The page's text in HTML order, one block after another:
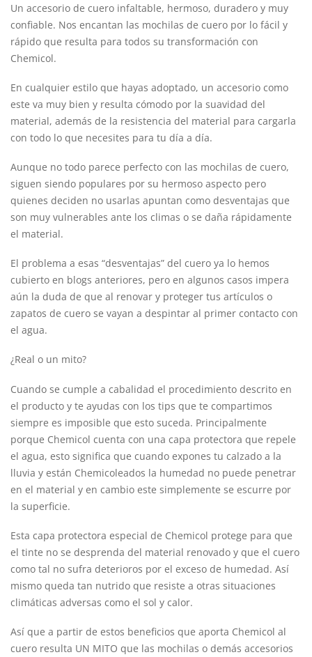
Un accesorio de cuero infaltable, hermoso, duradero y muy
confiable. Nos encantan las mochilas de cuero por lo fácil y
rápido que resulta para todos su transformación con
Chemicol.
En cualquier estilo que hayas adoptado, un accesorio como
este va muy bien y resulta cómodo por la suavidad del
material, además de la resistencia del material para cargarla
con todo lo que necesites para tu día a día.
Aunque no todo parece perfecto con las mochilas de cuero,
siguen siendo populares por su hermoso aspecto pero
quienes deciden no usarlas apuntan como desventajas que
son muy vulnerables ante los climas o se daña rápidamente
el material.
El problema a esas “desventajas” del cuero ya lo hemos
cubierto en blogs anteriores, pero en algunos casos impera
aún la duda de que al renovar y proteger tus artículos o
zapatos de cuero se vayan a despintar al primer contacto con
el agua.
¿Real o un mito?
Cuando se cumple a cabalidad el procedimiento descrito en
el producto y te ayudas con los tips que te compartimos
siempre es imposible que esto suceda. Principalmente
porque Chemicol cuenta con una capa protectora que repele
el agua, esto significa que cuando expones tu calzado a la
lluvia y están Chemicoleados la humedad no puede penetrar
en el material y en cambio este simplemente se escurre por
la superficie.
Esta capa protectora especial de Chemicol protege para que
el tinte no se desprenda del material renovado y que el cuero
como tal no sufra deterioros por el exceso de humedad. Así
mismo queda tan nutrido que resiste a otras situaciones
climáticas adversas como el sol y calor.
Así que a partir de estos beneficios que aporta Chemicol al
cuero resulta UN MITO que las mochilas o demás accesorios